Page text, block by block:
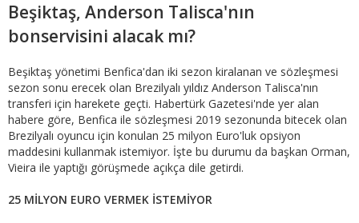
Beşiktaş, Anderson Talisca'nın
bonservisini alacak mı?
Beşiktaş yönetimi Benfica'dan iki sezon kiralanan ve sözleşmesi
sezon sonu erecek olan Brezilyalı yıldız Anderson Talisca'nın
transferi için harekete geçti. Habertürk Gazetesi'nde yer alan
habere göre, Benfica ile sözleşmesi 2019 sezonunda bitecek olan
Brezilyalı oyuncu için konulan 25 milyon Euro'luk opsiyon
maddesini kullanmak istemiyor. İşte bu durumu da başkan Orman,
Vieira ile yaptığı görüşmede açıkça dile getirdi.
25 MİLYON EURO VERMEK İSTEMİYOR